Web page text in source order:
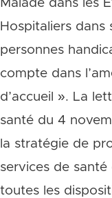
Malade dans les
Hospitaliers dans
personnes
compte dans
d’accueil ». La
santé du 4
la stratégie de
services de
toutes les